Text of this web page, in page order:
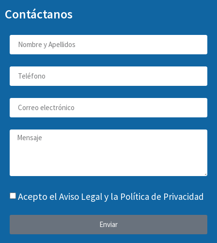
Contáctanos
Acepto el Aviso Legaly la Política de Privacidad
Enviar